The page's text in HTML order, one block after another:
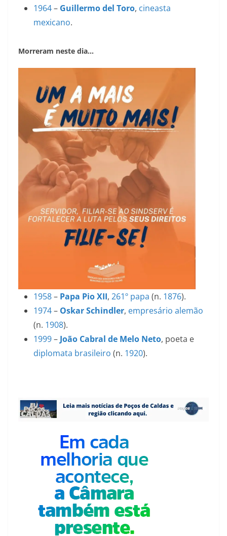
1964– Guillermo del Toro, cineasta
mexicano.
Morreram neste dia…
1958– Papa Pio XII, 261º papa (n. 1876).
1974– Oskar Schindler, empresário alemão
(n. 1908).
1999– João Cabral de Melo Neto, poeta e
diplomata brasileiro (n. 1920).